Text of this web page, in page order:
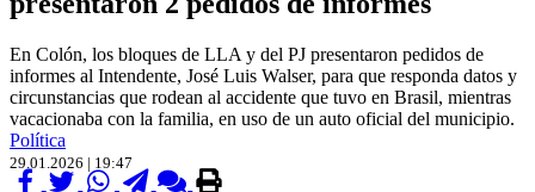
En Colón, los bloques de LLA y del PJ presentaron pedidos de
informes al Intendente, José Luis Walser, para que responda datos y
circunstancias que rodean al accidente que tuvo en Brasil, mientras
vacacionaba con la familia, en uso de un auto oficial del municipio.
Política
29.01.2026 | 19:47